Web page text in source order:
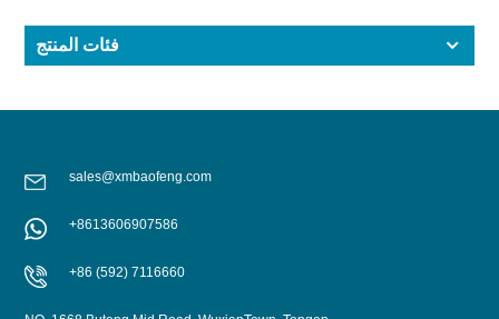
فئات المنتج
sales@xmbaofeng.com
+8613606907586
+86 (592) 7116660